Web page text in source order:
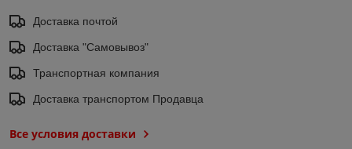
Доставка почтой
Доставка "Самовывоз"
Транспортная компания
Доставка транспортом Продавца
Все условия доставки